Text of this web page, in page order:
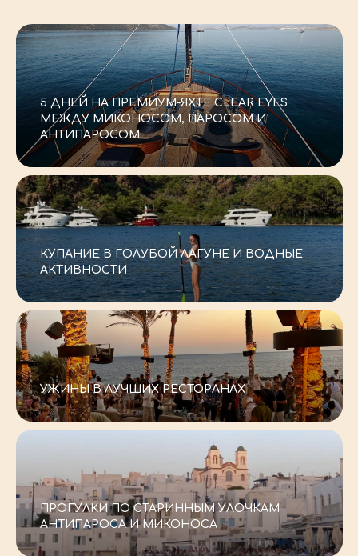
-–
5 ДНЕЙ НА ПРЕМИУМ-ЯХТЕ CLEAR EYES
МЕЖДУ МИКОНОСОМ, ПАРОСОМ И
АНТИПАРОСОМ
-–
КУПАНИЕ В ГОЛУБОЙ ЛАГУНЕ И ВОДНЫЕ
АКТИВНОСТИ
-–
УЖИНЫ В ЛУЧШИХ РЕСТОРАНАХ
ПРОГУЛКИ ПО СТАРИННЫМ УЛОЧКАМ
АНТИПАРОСА И МИКОНОСА